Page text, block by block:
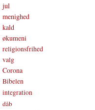
jul
menighed
kald
økumeni
religionsfrihed
valg
Corona
Bibelen
integration
dåb